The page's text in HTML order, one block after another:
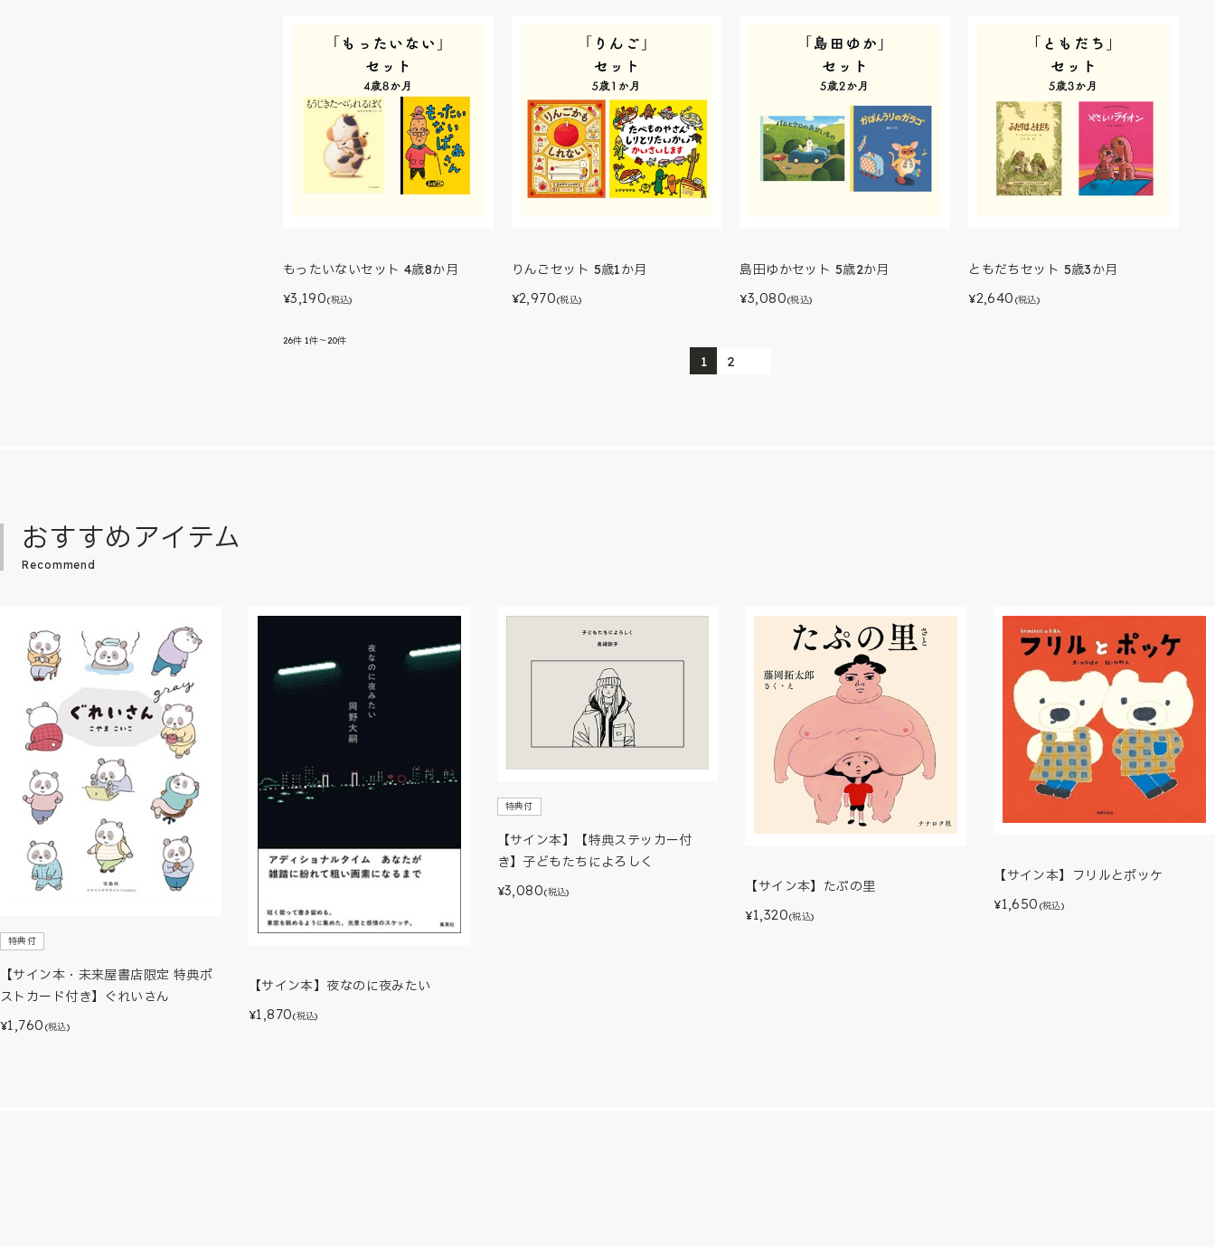
もったいないセット 4歳8か月
¥3,190(税込)
りんごセット 5歳1か月
¥2,970(税込)
島田ゆかセット 5歳2か月
¥3,080(税込)
ともだちセット 5歳3か月
¥2,640 (税込)
26件 1件～20件
1 2
おすすめアイテム
Recommend
特典付
【サイン本・未来屋書店限定 特典ポ
ストカード付き】ぐれいさん
¥1,760 (税込)
【サイン本】夜なのに夜みたい
¥1,870(税込)
特典付
【サイン本】【特典ステッカー付
き】子どもたちによろしく
¥3,080(税込) 【サイン本】たぷの里
¥1,320(税込)
【サイン本】フリルとポッケ
¥1,650 (税込)